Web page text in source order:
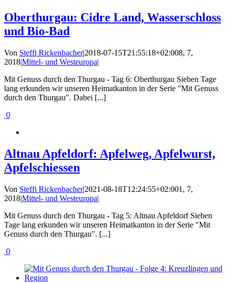
Oberthurgau: Cidre Land, Wasserschloss
und Bio-Bad
Von Steffi Rickenbacher|2018-07-15T21:55:18+02:008, 7,
2018|Mittel- und Westeuropa|
Mit Genuss durch den Thurgau - Tag 6: Oberthurgau Sieben Tage
lang erkunden wir unseren Heimatkanton in der Serie "Mit Genuss
durch den Thurgau". Dabei [...]
0
Altnau Apfeldorf: Apfelweg, Apfelwurst,
Apfelschiessen
Von Steffi Rickenbacher|2021-08-18T12:24:55+02:001, 7,
2018|Mittel- und Westeuropa|
Mit Genuss durch den Thurgau - Tag 5: Altnau Apfeldorf Sieben
Tage lang erkunden wir unseren Heimatkanton in der Serie "Mit
Genuss durch den Thurgau". [...]
0